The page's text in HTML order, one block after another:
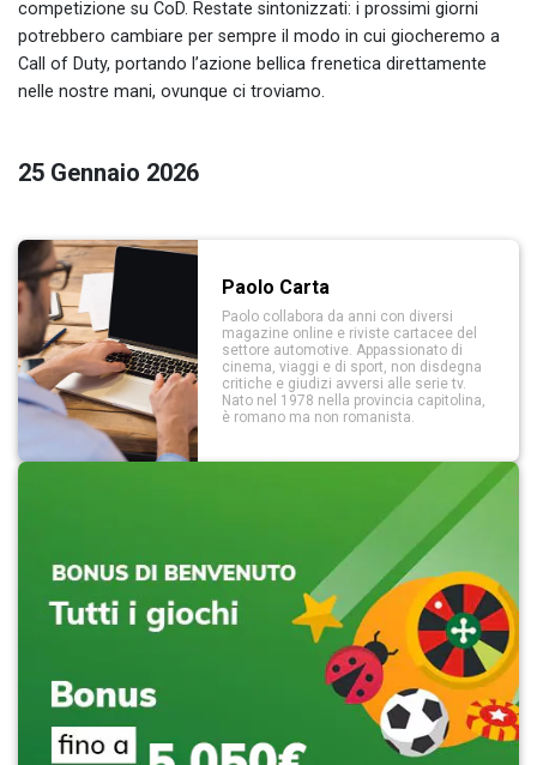
competizione su CoD. Restate sintonizzati: i prossimi giorni
potrebbero cambiare per sempre il modo in cui giocheremo a
Call of Duty, portando l’azione bellica frenetica direttamente
nelle nostre mani, ovunque ci troviamo.
25 Gennaio 2026
Paolo Carta
Paolo collabora da anni con diversi
magazine online e riviste cartacee del
settore automotive. Appassionato di
cinema, viaggi e di sport, non disdegna
critiche e giudizi avversi alle serie tv.
Nato nel 1978 nella provincia capitolina,
è romano ma non romanista.